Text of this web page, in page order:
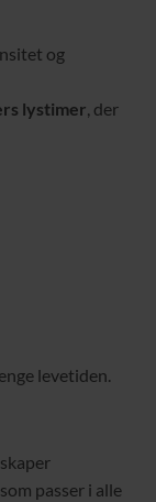
og
lys­timer, der
levetiden.
passer i alle